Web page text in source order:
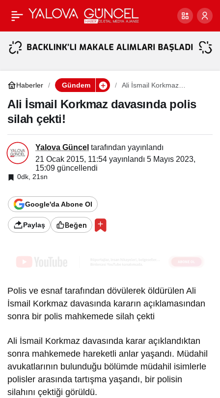
Haberler Gündem
Ali İsmail Korkmaz
Ali İsmail Korkmaz davasında polis
silah çekti!
Yalova Güncel tarafından yayınlandı
21 Ocak 2015, 11:54 yayınlandı 5 Mayıs 2023,
15:09 güncellendi
0dk, 21sn
Google'da Abone Ol
Paylaş Beğen
Polis ve esnaf tarafından dövülerek öldürülen Ali
İsmail Korkmaz davasında kararın açıklamasından
sonra bir polis mahkemede silah çekti
Ali İsmail Korkmaz davasında karar açıklandıktan
sonra mahkemede hareketli anlar yaşandı. Müdahil
avukatlarının bulunduğu bölümde müdahil isimlerle
polisler arasında tartışma yaşandı, bir polisin
silahını çektiği görüldü.
Asker kampa girdi
Öcalan posterlerini
Paylaş